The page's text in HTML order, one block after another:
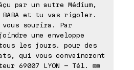
par un autre Médium,
et tu vas rigoler.
vous sourira. Par
une enveloppe
les jours. pour des
qui vous convaincront
69007 LYON - Tél. ⊠⊠